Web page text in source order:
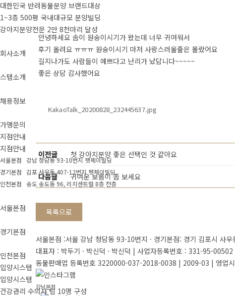
대한민국 반려동물분양 브랜드대상
1~3층 500평 국내대규모 분양빌딩
강아지분양전문 2만 8천마리 달성
회사소개
스텝소개
채용정보
가맹문의
지점안내
지점안내
서울본점 강남 청담동 93-10번지 펫제이빌딩
경기본점 김포 사우동 407-12번지 펫제이빌딩
인천본점 송도 송도동 96, 리치센트럴 8층 전층
서울본점
경기본점
인천본점
입양시스템
입양시스템
건강관리 수의사 팀 10명 구성
안녕하세요 솜이 원숭이시기가 왔는데 너무 귀여워서
후기 올려요 ㅠㅠㅠ 원숭이시기 마저 사랑스러울줄은 몰랐어요
길지나가도 사람들이 예쁘다고 난리가 났답니다~~~~~
좋은 상담 감사했어요
KakaoTalk_20200828_232445637.jpg
이전글 첫 강아지분양 좋은 선택인 것 같아요
다음글 귀여운 보름이 좀 보세요
목록으로
서울본점 :서울 강남 청담동 93-10번지 · 경기본점: 경기 김포시 사
대표자 : 박두기 · 박신덕 · 박신덕 | 사업자등록번호 : 331-95-
동물판매업 등록번호 3220000-037-2018-0038 | 2009-03 | 영업
강남본점